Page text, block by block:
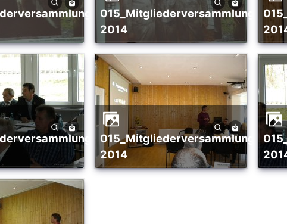
015_Mitgliederversammlung_02-
2014
015_Mitgliederversammlung_02-
015_Mitgliederversammlung_02-
2014
015_Mitgliederversammlung_02-